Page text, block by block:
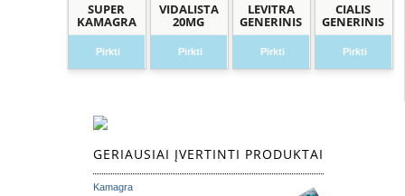
SUPER
KAMAGRA
Pirkti
VIDALISTA
20MG
Pirkti
LEVITRA
GENERINIS
Pirkti
CIALIS
GENERINIS
Pirkti
GERIAUSIAI ĮVERTINTI PRODUKTAI
Kamagra